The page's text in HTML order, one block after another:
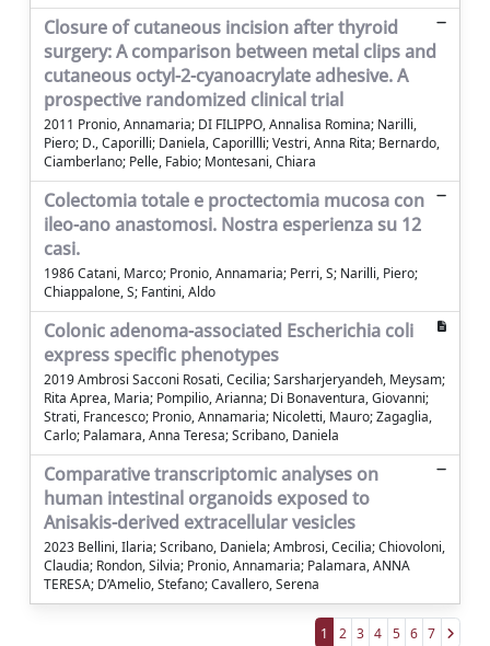
Closure of cutaneous incision after thyroid
surgery: A comparison between metal clips and
cutaneous octyl-2-cyanoacrylate adhesive. A
prospective randomized clinical trial
2011 Pronio, Annamaria; DI FILIPPO, Annalisa Romina; Narilli,
Piero; D., Caporilli; Daniela, Caporillli; Vestri, Anna Rita; Bernardo,
Ciamberlano; Pelle, Fabio; Montesani, Chiara
Colectomia totale e proctectomia mucosa con
ileo-ano anastomosi. Nostra esperienza su 12
casi.
1986 Catani, Marco; Pronio, Annamaria; Perri, S; Narilli, Piero;
Chiappalone, S; Fantini, Aldo
Colonic adenoma-associated Escherichia coli
express specific phenotypes
2019 Ambrosi Sacconi Rosati, Cecilia; Sarsharjeryandeh, Meysam;
Rita Aprea, Maria; Pompilio, Arianna; Di Bonaventura, Giovanni;
Strati, Francesco; Pronio, Annamaria; Nicoletti, Mauro; Zagaglia,
Carlo; Palamara, Anna Teresa; Scribano, Daniela
Comparative transcriptomic analyses on
human intestinal organoids exposed to
Anisakis-derived extracellular vesicles
2023 Bellini, Ilaria; Scribano, Daniela; Ambrosi, Cecilia; Chiovoloni,
Claudia; Rondon, Silvia; Pronio, Annamaria; Palamara, ANNA
TERESA; D’Amelio, Stefano; Cavallero, Serena
1 2 3 4 5 6 7